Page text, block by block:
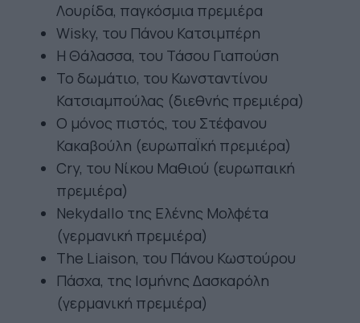
Λουρίδα, παγκόσμια πρεμιέρα
Wisky, του Πάνου Κατσιμπέρη
Η Θάλασσα, του Τάσου Γιαπούση
Το δωμάτιο, του Κωνσταντίνου
Κατσιαμπούλας (διεθνής πρεμιέρα)
Ο μόνος πιστός, του Στέφανου
Κακαβούλη (ευρωπαΪκή πρεμιέρα)
Cry, του Νίκου Μαθιού (ευρωπαική
πρεμιέρα)
Nekydallo της Ελένης Μολφέτα
(γερμανική πρεμιέρα)
The Liaison, του Πάνου Κωστούρου
Πάσχα, της Ισμήνης Δασκαρόλη
(γερμανική πρεμιέρα)